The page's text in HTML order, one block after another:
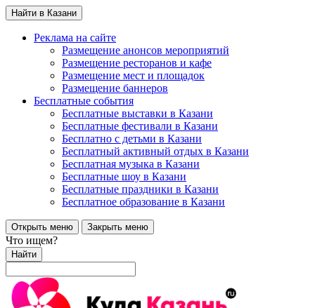
Найти в Казани
Реклама на сайте
Размещение анонсов мероприятий
Размещение ресторанов и кафе
Размещение мест и площадок
Размещение баннеров
Бесплатные события
Бесплатные выставки в Казани
Бесплатные фестивали в Казани
Бесплатно с детьми в Казани
Бесплатный активный отдых в Казани
Бесплатная музыка в Казани
Бесплатные шоу в Казани
Бесплатные праздники в Казани
Бесплатное образование в Казани
Открыть меню Закрыть меню
Что ищем?
Найти